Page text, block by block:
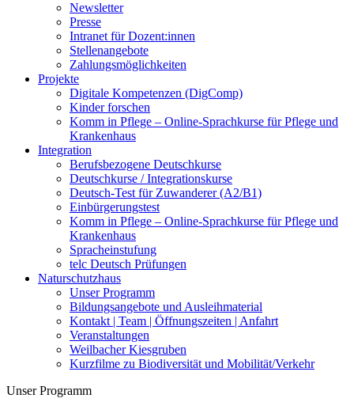
Newsletter
Presse
Intranet für Dozent:innen
Stellenangebote
Zahlungsmöglichkeiten
Projekte
Digitale Kompetenzen (DigComp)
Kinder forschen
Komm in Pflege – Online-Sprachkurse für Pflege und
Krankenhaus
Integration
Berufsbezogene Deutschkurse
Deutschkurse / Integrationskurse
Deutsch-Test für Zuwanderer (A2/B1)
Einbürgerungstest
Komm in Pflege – Online-Sprachkurse für Pflege und
Krankenhaus
Spracheinstufung
telc Deutsch Prüfungen
Naturschutzhaus
Unser Programm
Bildungsangebote und Ausleihmaterial
Kontakt | Team | Öffnungszeiten | Anfahrt
Veranstaltungen
Weilbacher Kiesgruben
Kurzfilme zu Biodiversität und Mobilität/Verkehr
Unser Programm